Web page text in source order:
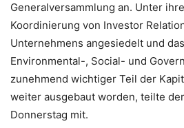
Generalversammlung an. Unter
Koordinierung von Investor
Unternehmens angesiedelt und
Environmental-, Social- und
zunehmend wichtiger Teil der
weiter ausgebaut worden, teilte
Donnerstag mit.